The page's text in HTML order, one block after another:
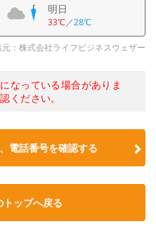
明日
33℃／28℃
：株式会社ライフビジネスウェザー
なっている場合がありま
ください。
電話番号を確認する
トップへ戻る